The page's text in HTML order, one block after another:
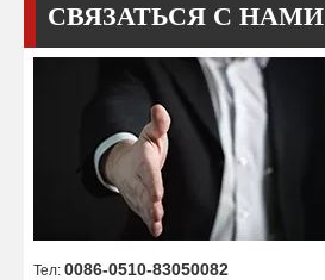
СВЯЗАТЬСЯ С НАМИ
Тел: 0086-0510-83050082